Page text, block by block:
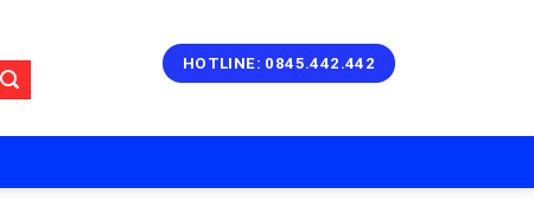
HOTLINE: 0845.442.442